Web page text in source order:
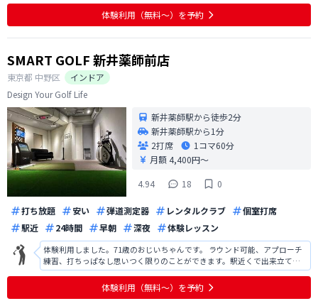
体験利用（無料〜）を予約
SMART GOLF 新井薬師前店
東京都 中野区
インドア
Design Your Golf Life
新井薬師駅から徒歩2分
新井薬師駅から1分
2打席
1コマ60分
月額 4,400円〜
4.94
18 0
打ち放題 安い 弾道測定器 レンタルクラブ
個室打席
駅近
24時間 早朝 深夜 体験レッスン
体験利用しました。71歳のおじいちゃんです。 ラウンド可能、アプローチ
練習、打ちっぱなし思いつく限りのことができます。駅近くで出来立てな
ので当然きれいです。 シルバープランを申し込んできました。体験の後、
早速申し込んで、ついでに1時間の予約を取り、本日の練習もしてきまし
た。きちんとしたデーターがその
体験利用（無料〜）を予約